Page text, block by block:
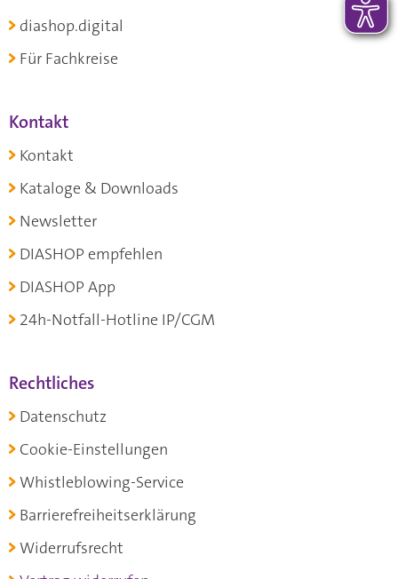
diashop.digital
Für Fachkreise
Kontakt
Kontakt
Kataloge & Downloads
Newsletter
DIASHOP empfehlen
DIASHOP App
24h-Notfall-Hotline IP/CGM
Rechtliches
Datenschutz
Cookie-Einstellungen
Whistleblowing-Service
Barrierefreiheitserklärung
Widerrufsrecht